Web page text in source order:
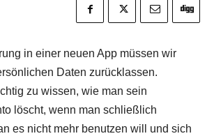
in einer neuen App müssen wir
Daten zurücklassen.
zu wissen, wie man sein
löscht, wenn man schließlich
es nicht mehr benutzen will und sich